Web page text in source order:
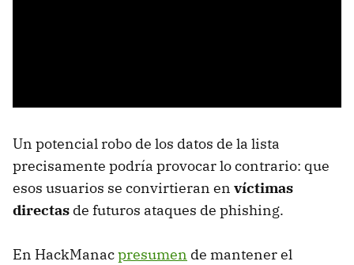
Un potencial robo de los datos de la lista
precisamente podría provocar lo contrario: que
esos usuarios se convirtieran en víctimas
directas de futuros ataques de phishing.
En HackManacpresumen de mantener el